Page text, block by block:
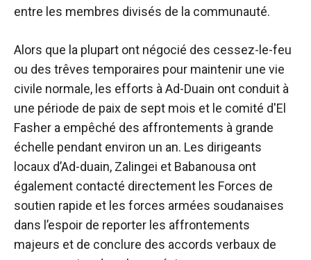
entre les membres divisés de la communauté.
Alors que la plupart ont négocié des cessez-le-feu
ou des trêves temporaires pour maintenir une vie
civile normale, les efforts à Ad-Duain ont conduit à
une période de paix de sept mois et le comité d'El
Fasher a empêché des affrontements à grande
échelle pendant environ un an. Les dirigeants
locaux d’Ad-duain, Zalingei et Babanousa ont
également contacté directement les Forces de
soutien rapide et les forces armées soudanaises
dans l’espoir de reporter les affrontements
majeurs et de conclure des accords verbaux de